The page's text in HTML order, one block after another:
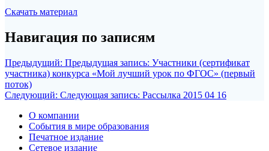
Скачать материал
Навигация по записям
Предыдущий: Предыдущая запись: Участники (сертификат
участника) конкурса «Мой лучший урок по ФГОС» (первый
поток)
Следующий: Следующая запись: Рассылка 2015 04 16
О компании
События в мире образования
Печатное издание
Сетевое издание